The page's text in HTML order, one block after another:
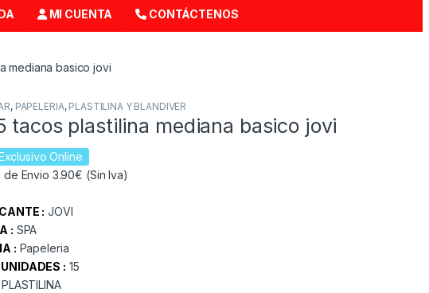
MI CUENTA CONTÁCTENOS
mediana basico jovi
, PAPELERIA, PLASTILINA Y BLANDIVER
tacos plastilina mediana basico jovi
Online
de Envio 3.90€ (Sin Iva)
: JOVI
: SPA
: Papeleria
: 15
PLASTILINA